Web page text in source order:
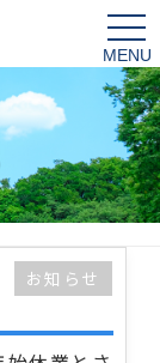
お知らせ